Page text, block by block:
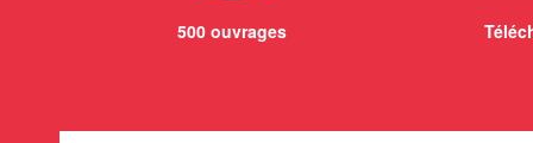
500 ouvrages